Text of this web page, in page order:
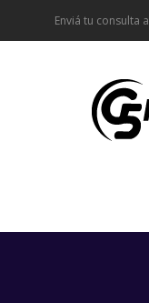
Enviá tu consulta a